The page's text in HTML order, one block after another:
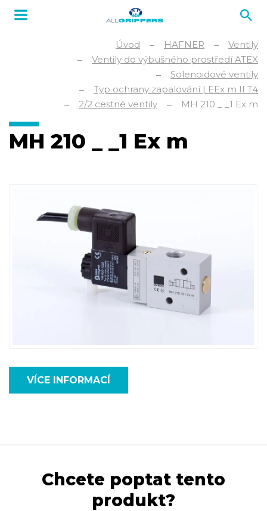
Úvod HAFNER
Ventily
Ventily do výbušného prostředí ATEX
Solenoidové ventily
Typ ochrany zapalování | EEx m II T4
2/2 cestné ventily
MH 210 _ _1 Ex m
MH 210 _ _1 Ex m
VÍCE INFORMACÍ
Chcete poptat tento
produkt?